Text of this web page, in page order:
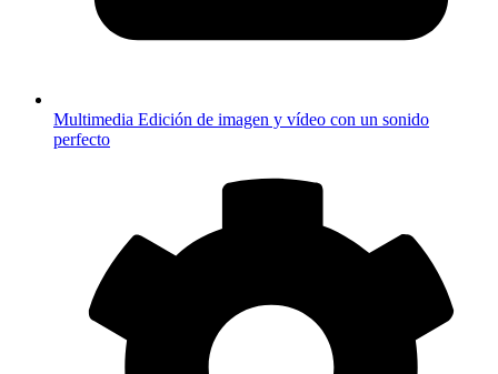
Multimedia Edición de imagen y vídeo con un sonido
perfecto